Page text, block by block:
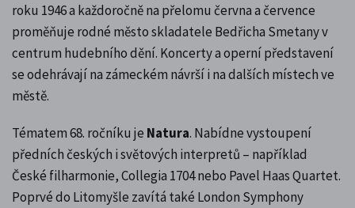
roku 1946 a každoročně na přelomu června a července
proměňuje rodné město skladatele Bedřicha Smetany v
centrum hudebního dění. Koncerty a operní představení
se odehrávají na zámeckém návrší i na dalších místech ve
městě.
Tématem 68. ročníku je Natura. Nabídne vystoupení
předních českých i světových interpretů – například
České filharmonie, Collegia 1704 nebo Pavel Haas Quartet.
Poprvé do Litomyšle zavítá také London Symphony